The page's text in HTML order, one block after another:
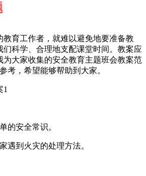
教育工作者，就难以避免地要准备教
们科学、合理地支配课堂时间。教案应
为大家收集的安全教育主题班会教案范
考，希望能够帮助到大家。
1
的安全常识。
遇到火灾的处理方法。